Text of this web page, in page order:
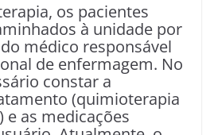
os pacientes
à unidade por
médico responsável
de enfermagem. No
constar a
(quimioterapia
as medicações